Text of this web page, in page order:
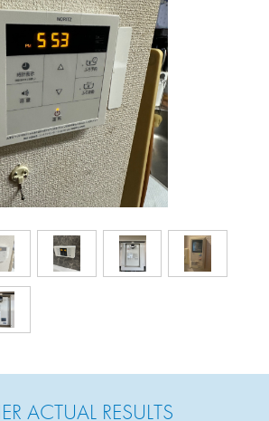
ACTUAL RESULTS